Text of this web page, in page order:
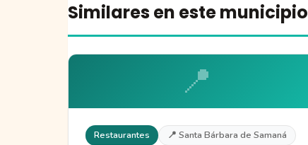
Similares en este municipio
📍
Restaurantes 📍 Santa Bárbara de Samaná